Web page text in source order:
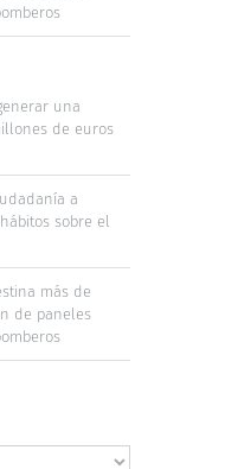
una
de euros
a
sobre el
más de
de paneles